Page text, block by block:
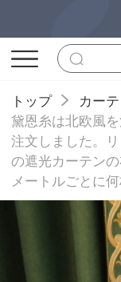
トップ
カー
黛恩糸は北欧風
注文しました。
の遮光カーテン
メートルごとに